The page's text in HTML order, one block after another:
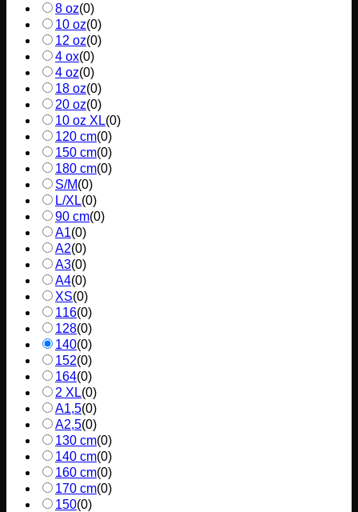
8 oz(0)
10 oz(0)
12 oz(0)
4 ox(0)
4 oz(0)
18 oz(0)
20 oz(0)
10 oz XL(0)
120 cm(0)
150 cm(0)
180 cm(0)
S/M(0)
L/XL(0)
90 cm(0)
A1(0)
A2(0)
A3(0)
A4(0)
XS(0)
116(0)
128(0)
140(0)
152(0)
164(0)
2 XL(0)
A1,5(0)
A2,5(0)
130 cm(0)
140 cm(0)
160 cm(0)
170 cm(0)
150(0)